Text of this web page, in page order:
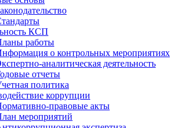
КСП
работы
о контрольных мероприятиях
аналитическая деятельность
отчеты
политика
коррупции
правовые акты
мероприятий